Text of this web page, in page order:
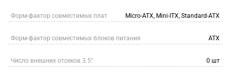
Форм-фактор совместимых плат Micro-ATX, Mini-ITX, Standard-ATX
Форм-фактор совместимых блоков питания ATX
Число внешних отсеков 3.5" 0 шт